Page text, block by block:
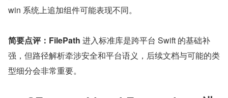
win 系统上追加组件可能表现不同。
简要点评： FilePath 进入标准库是跨平台 Swift 的基础补
强，但路径解析牵涉安全和平台语义，后续文档与可能的类
型细分会非常重要。